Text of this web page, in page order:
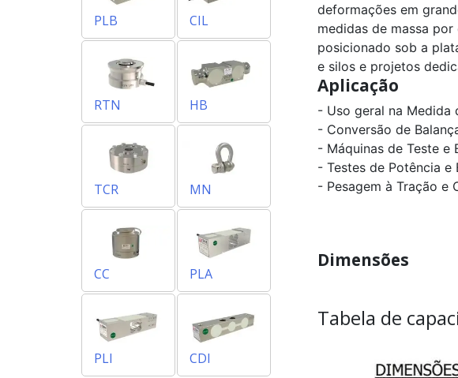
PLB CIL
RTN HB
TCR MN
CC PLA
PLI CDI
deformações em
medidas de massa
posicionado sob a
e silos e projetos
Aplicação
- Uso geral na Medida
- Conversão de
- Máquinas de Teste e
- Testes de Potência e
- Pesagem à Tração e
Dimensões
Tabela de